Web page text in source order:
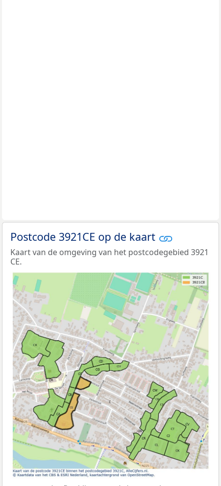
Postcode 3921CE op de kaart
Kaart van de omgeving van het postcodegebied 3921
CE.